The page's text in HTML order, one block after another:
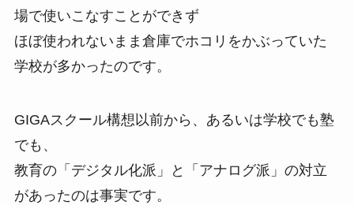
場で使いこなすことができず
ほぼ使われないまま倉庫でホコリをかぶっていた
学校が多かったのです。
GIGAスクール構想以前から、あるいは学校でも塾
でも、
教育の「デジタル化派」と「アナログ派」の対立
があったのは事実です。